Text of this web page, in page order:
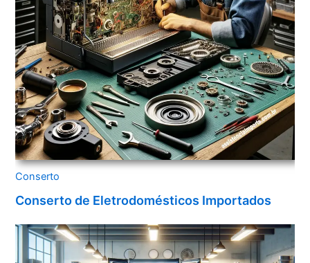
Conserto
Conserto de Eletrodomésticos Importados